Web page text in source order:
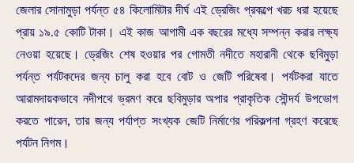
জেলার সোনামুড়া পর্যন্ত ৫৪ কিলোমিটার দীর্ঘ এই ড্রেজিং প্রকল্পে খরচ ধরা হয়েছে
প্রায় ১৯.৫ কোটি টাকা। এই কাজ আগামী এক বছরের মধ্যে সম্পন্ন করার লক্ষ্য
নেওয়া হয়েছে। ড্রেজিং শেষ হওয়ার পর গোমতী নদীতে মহারানী থেকে ছবিমুড়া
পর্যন্ত পর্যটকদের জন্য চালু করা হবে বোট ও জেটি পরিষেবা। পর্যটকরা যাতে
আরামদায়কভাবে নদীপথে ভ্রমণ করে ছবিমুড়ার অপার প্রাকৃতিক সৌন্দর্য উপভোগ
করতে পারেন, তার জন্য পর্যাপ্ত সংখ্যক জেটি নির্মাণের পরিকল্পনা গ্রহণ করেছে
পর্যটন নিগম।